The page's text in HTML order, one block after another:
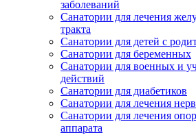
заболеваний
Санатории для лечения
тракта
Санатории для детей с
Санатории для беременных
Санатории для военных и
действий
Санатории для диабетиков
Санатории для лечения
Санатории для лечения
аппарата